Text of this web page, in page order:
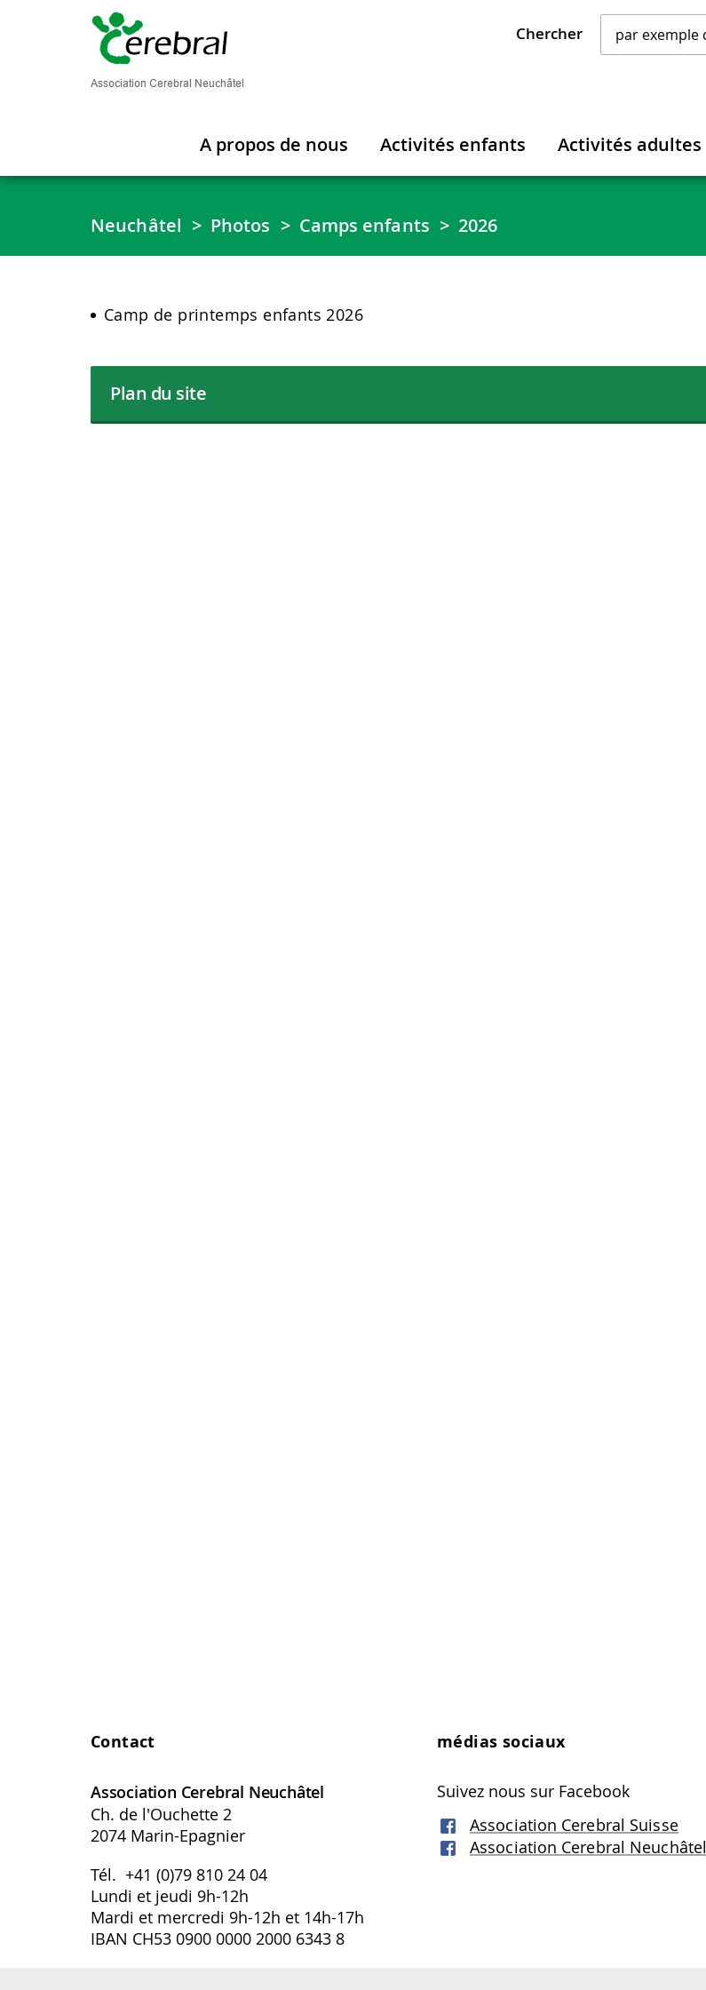
Chercher
A propos de nous Activités enfants Activités adultes
Neuchâtel Photos Camps enfants 2026
Camp de printemps enfants 2026
Plan du site
Contact
Association Cerebral Neuchâtel
Ch. de l'Ouchette 2
2074 Marin-Epagnier
Tél. +41 (0)79 810 24 04
Lundi et jeudi 9h-12h
Mardi et mercredi 9h-12h et 14h-17h
IBAN CH53 0900 0000 2000 6343 8
médias sociaux
Suivez nous sur Facebook
Association Cerebral Suisse
Association Cerebral Neuchâtel